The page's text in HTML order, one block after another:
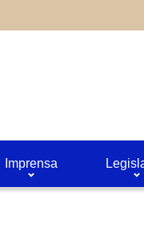
Imprensa
Padrão
por outras